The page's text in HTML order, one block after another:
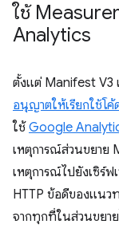
ใช้
Analytics
ตั้งแต่ Manifest V3
อนุญาตให้เรียกใช้โค้
ใช้ Google
เหตุการณ์ส่วนขยาย
เหตุการณ์ไปยังเซิร์ฟ
HTTP ข้อดีของแน
จากทุกที่ในส่วนขยา